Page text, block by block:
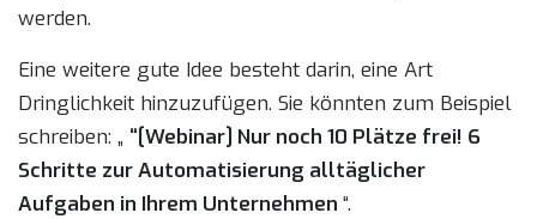
werden.
Eine weitere gute Idee besteht darin, eine Art
Dringlichkeit hinzuzufügen. Sie könnten zum Beispiel
schreiben: „ “[Webinar] Nur noch 10 Plätze frei! 6
Schritte zur Automatisierung alltäglicher
Aufgaben in Ihrem Unternehmen “.